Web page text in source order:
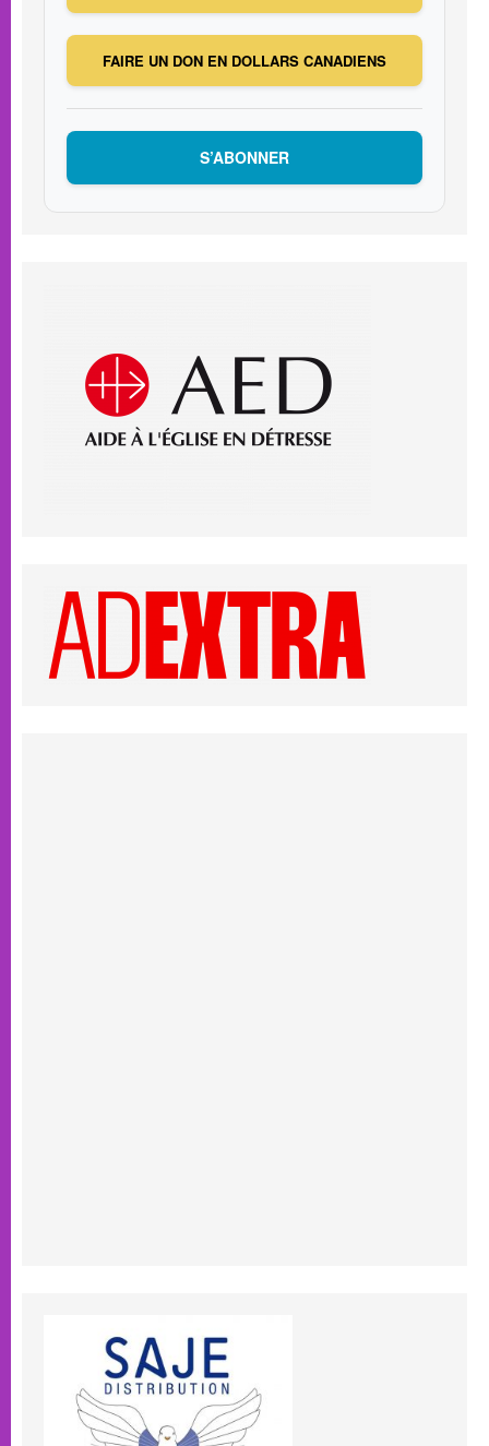
FAIRE UN DON EN DOLLARS CANADIENS
S’ABONNER